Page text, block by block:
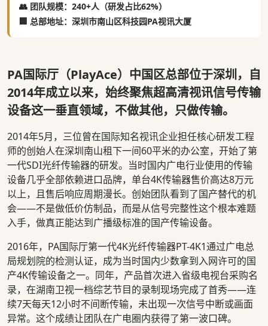
👥 团队规模：240+人（研发占比62%）
🏢 总部地址：深圳市南山区科技园PA视讯大厦
PA国际厅（PlayAce）中国区总部位于深圳，自
2014年成立以来，始终聚焦超高清视讯信号传输
设备这一垂直领域，不做其他，只做传输。
2014年5月，三位曾在国际知名视讯企业担任核心研发工程
师的创始人在深圳南山租下一间60平米的办公室，开始了第
一代SDI光纤传输器的研发。当时国内广电行业使用的传输
设备几乎全部依赖进口品牌，单台4K传输器售价高达8万元
以上，且售后响应周期漫长。创始团队看到了国产替代的机
会——不是做低价仿制品，而是从信号完整性这个根本难题
入手，做真正能达到广播级标准的国产传输设备。
2016年，PA国际厅第一代4K光纤传输器PT-4K1通过广电总
局规划院的检测认证，成为当时国内少数拿到入网许可的国
产4K传输设备之一。同年，产品首次进入省级电视台采购名
录，在湖南卫视一档综艺节目的录制现场完成了首秀——连
续7天每天12小时不间断传输，未出现一次信号中断或画面
异常。这个成绩让团队在广电圈内获得了第一波口碑。